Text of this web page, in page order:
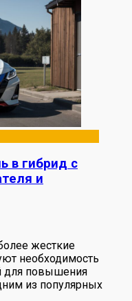
в гибрид с
и
жесткие
необходимость
для повышения
из популярных